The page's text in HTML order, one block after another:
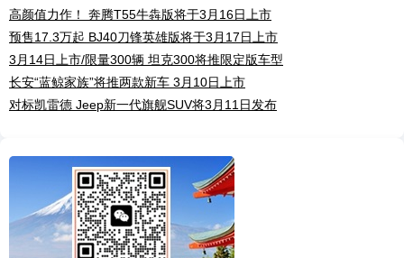
高颜值力作！ 奔腾T55牛犇版将于3月16日上市
预售17.3万起 BJ40刀锋英雄版将于3月17日上市
3月14日上市/限量300辆 坦克300将推限定版车型
长安“蓝鲸家族”将推两款新车 3月10日上市
对标凯雷德 Jeep新一代旗舰SUV将3月11日发布